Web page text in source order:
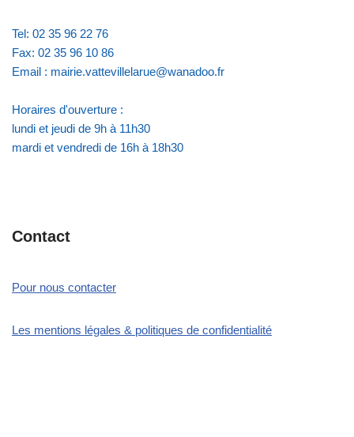
Tel: 02 35 96 22 76
Fax: 02 35 96 10 86
Email : mairie.vattevillelarue@wanadoo.fr
Horaires d'ouverture :
lundi et jeudi de 9h à 11h30
mardi et vendredi de 16h à 18h30
Contact
Pour nous contacter
Les mentions légales & politiques de confidentialité